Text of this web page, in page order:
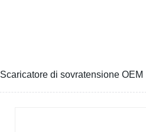
Scaricatore di sovratensione